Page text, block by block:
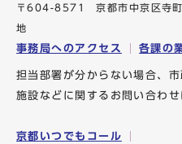
〒604-8571 京都市中京区寺町
地
事務局へのアクセス 各課の
担当部署が分からない場合、
施設などに関するお問い合わ
京都いつでもコール